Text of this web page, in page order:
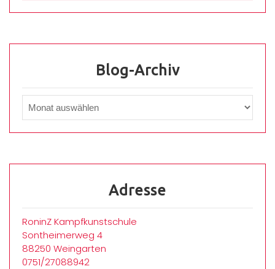
Blog-Archiv
Adresse
RoninZ Kampfkunstschule
Sontheimerweg 4
88250 Weingarten
0751/27088942